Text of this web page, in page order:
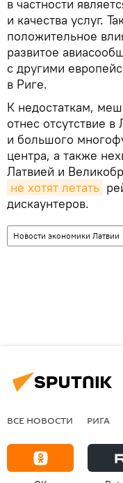
в частности
и качества услуг.
положительное
развитое
с другими
в Риге.
К недостаткам,
отнес отсутствие
и большого
центра, а также
Латвией и
не хотят летать
дискаунтеров.
Новости экономики Латвии
ВСЕ НОВОСТИ РИГА